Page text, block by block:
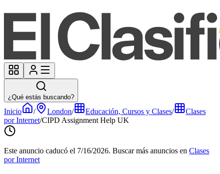
¿Qué estás buscando?
Inicio / London/ Educación, Cursos y Clases/
Clases
por Internet/CIPD Assignment Help UK
Este anuncio caducó el 7/16/2026. Buscar más anuncios en Clases
por Internet